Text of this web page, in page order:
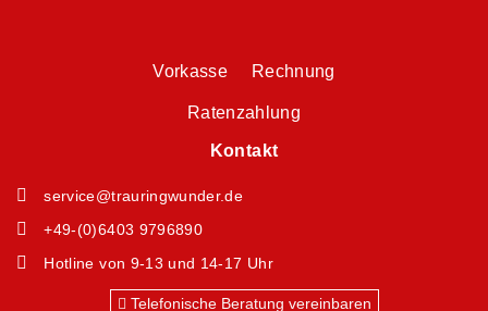
Vorkasse Rechnung
Ratenzahlung
Kontakt
service@trauringwunder.de
+49-(0)6403 9796890
Hotline von 9-13 und 14-17 Uhr
Telefonische Beratung vereinbaren